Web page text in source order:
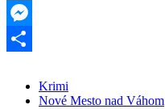
Threads
Messenger
Krimi
Nové Mesto nad Váhom